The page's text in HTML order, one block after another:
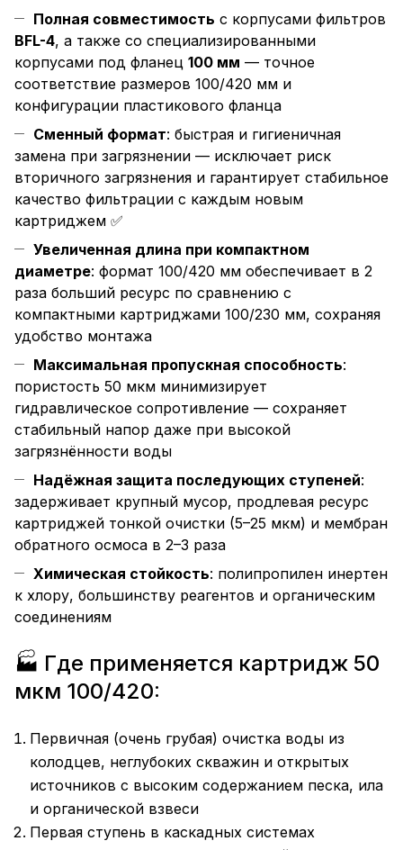
Полная совместимость с корпусами фильтров
BFL-4, а также со специализированными
корпусами под фланец 100 мм — точное
соответствие размеров 100/420 мм и
конфигурации пластикового фланца
Сменный формат: быстрая и гигиеничная
замена при загрязнении — исключает риск
вторичного загрязнения и гарантирует стабильное
качество фильтрации с каждым новым
картриджем ✅
Увеличенная длина при компактном
диаметре: формат 100/420 мм обеспечивает в 2
раза больший ресурс по сравнению с
компактными картриджами 100/230 мм, сохраняя
удобство монтажа
Максимальная пропускная способность:
пористость 50 мкм минимизирует
гидравлическое сопротивление — сохраняет
стабильный напор даже при высокой
загрязнённости воды
Надёжная защита последующих ступеней:
задерживает крупный мусор, продлевая ресурс
картриджей тонкой очистки (5–25 мкм) и мембран
обратного осмоса в 2–3 раза
Химическая стойкость: полипропилен инертен
к хлору, большинству реагентов и органическим
соединениям
🏭 Где применяется картридж 50
мкм 100/420:
Первичная (очень грубая) очистка воды из
колодцев, неглубоких скважин и открытых
источников с высоким содержанием песка, ила
и органической взвеси
Первая ступень в каскадных системах